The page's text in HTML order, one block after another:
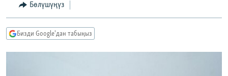
МАДАНИЯТ
ТВ ПРОГРАММАЛАР
ЭКСПЕРТТЕР ТАЛДАЙТ
ӨЗГӨЧӨ ПИКИР
Бөлүшүңүз
Бизди Google'дан табыңыз